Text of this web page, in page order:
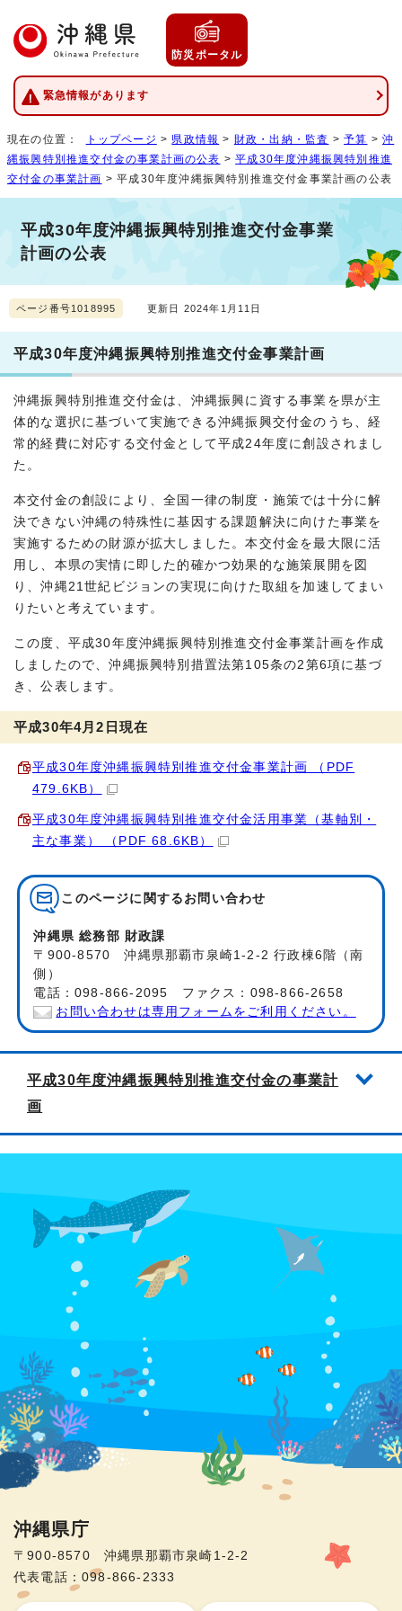
防災ポータル
緊急情報があります
現在の位置： トップページ > 県政情報 > 財政・出納・監査 >予算 >沖
縄振興特別推進交付金の事業計画の公表 >平成30年度沖縄振興特別推進
交付金の事業計画 > 平成30年度沖縄振興特別推進交付金事業計画の公表
平成30年度沖縄振興特別推進交付金事業
計画の公表
ページ番号1018995 更新日 2024年1月11日
平成30年度沖縄振興特別推進交付金事業計画
沖縄振興特別推進交付金は、沖縄振興に資する事業を県が主
体的な選択に基づいて実施できる沖縄振興交付金のうち、経
常的経費に対応する交付金として平成24年度に創設されまし
た。
本交付金の創設により、全国一律の制度・施策では十分に解
決できない沖縄の特殊性に基因する課題解決に向けた事業を
実施するための財源が拡大しました。本交付金を最大限に活
用し、本県の実情に即した的確かつ効果的な施策展開を図
り、沖縄21世紀ビジョンの実現に向けた取組を加速してまい
りたいと考えています。
この度、平成30年度沖縄振興特別推進交付金事業計画を作成
しましたので、沖縄振興特別措置法第105条の2第6項に基づ
き、公表します。
平成30年4月2日現在
平成30年度沖縄振興特別推進交付金事業計画 （PDF
479.6KB）
平成30年度沖縄振興特別推進交付金活用事業（基軸別・
主な事業） （PDF 68.6KB）
このページに関する お問い合わせ
沖縄県 総務部 財政課
〒900-8570 沖縄県那覇市泉崎1-2-2 行政棟6階（南
側）
電話：098-866-2095 ファクス：098-866-2658
お問い合わせは専用フォームをご利用ください。
平成30年度沖縄振興特別推進交付金の事業計
画
沖縄県庁
〒900-8570 沖縄県那覇市泉崎1-2-2
代表電話：098-866-2333